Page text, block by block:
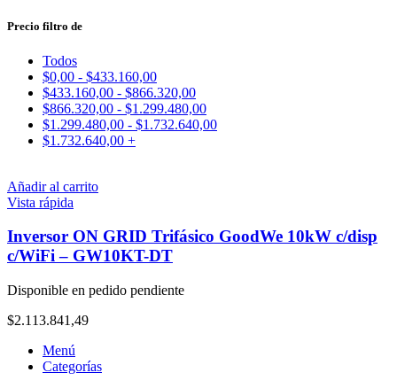
Precio filtro de
Todos
$0,00 - $433.160,00
$433.160,00 - $866.320,00
$866.320,00 - $1.299.480,00
$1.299.480,00 - $1.732.640,00
$1.732.640,00 +
Añadir al carrito
Vista rápida
Inversor ON GRID Trifásico GoodWe 10kW c/disp
c/WiFi – GW10KT-DT
Disponible en pedido pendiente
$2.113.841,49
Menú
Categorías